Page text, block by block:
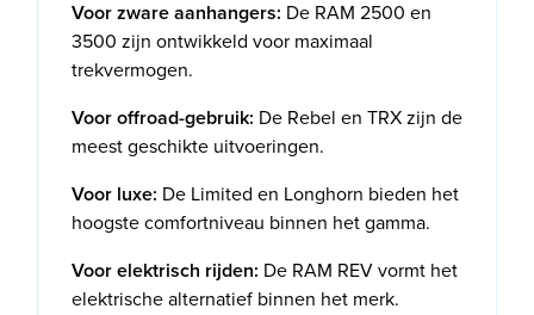
Voor zware aanhangers: De RAM 2500 en
3500 zijn ontwikkeld voor maximaal
trekvermogen.
Voor offroad-gebruik: De Rebel en TRX zijn de
meest geschikte uitvoeringen.
Voor luxe: De Limited en Longhorn bieden het
hoogste comfortniveau binnen het gamma.
Voor elektrisch rijden: De RAM REV vormt het
elektrische alternatief binnen het merk.